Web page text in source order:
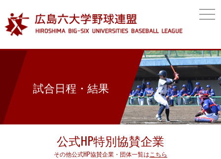
試合日程・結果
公式HP特別協賛企業
その他公式HP協賛企業・団体一覧は こちら